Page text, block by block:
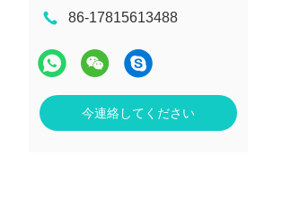
86-17815613488
今連絡してください